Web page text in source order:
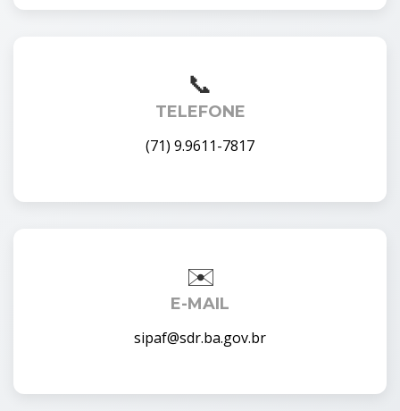
TELEFONE
(71) 9.9611-7817
E-MAIL
sipaf@sdr.ba.gov.br